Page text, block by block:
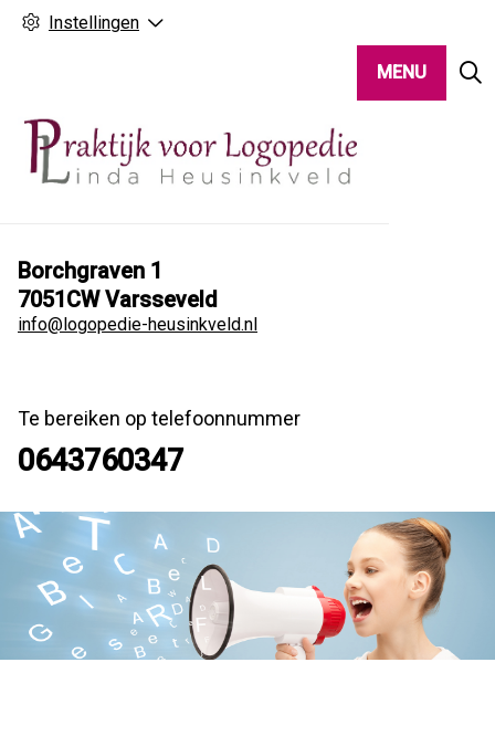
Instellingen
Borchgraven 1
7051CW Varsseveld
info@logopedie-heusinkveld.nl
Te bereiken op telefoonnummer
0643760347
MENU